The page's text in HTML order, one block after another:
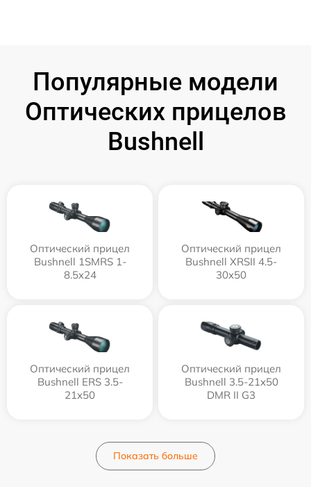
Популярные модели
Оптических прицелов
Bushnell
Оптический прицел
Bushnell 1SMRS 1-
8.5x24
Оптический прицел
Bushnell XRSII 4.5-
30x50
Оптический прицел
Bushnell ERS 3.5-
21x50
Оптический прицел
Bushnell 3.5-21x50
DMR II G3
Показать больше